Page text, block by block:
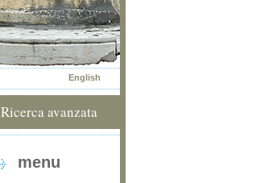
English
Ricerca avanzata
menu